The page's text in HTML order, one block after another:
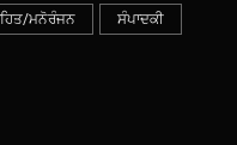
ਮਨੋਰੰਜਨ ਸੰਪਾਦਕੀ